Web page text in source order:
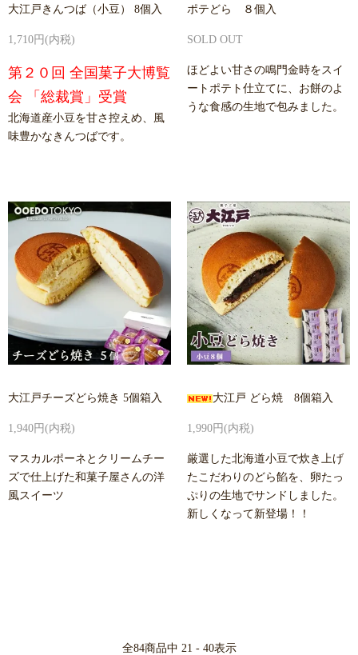
大江戸きんつば（小豆） 8個入
1,710円(内税)
第２０回 全国菓子大博覧
会 「総裁賞」受賞
北海道産小豆を甘さ控えめ、風
味豊かなきんつばです。
ポテどら ８個入
SOLD OUT
ほどよい甘さの鳴門金時をスイ
ートポテト仕立てに、お餅のよ
うな食感の生地で包みました。
大江戸チーズどら焼き 5個箱入
1,940円(内税)
マスカルポーネとクリームチー
ズで仕上げた和菓子屋さんの洋
風スイーツ
大江戸 どら焼 8個箱入
1,990円(内税)
厳選した北海道小豆で炊き上げ
たこだわりのどら餡を、卵たっ
ぷりの生地でサンドしました。
新しくなって新登場！！
全84商品中 21 - 40表示